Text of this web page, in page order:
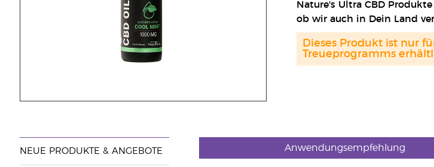
Nature's Ultra CBD
ob wir auch in Dein Land
Dieses Produkt ist nur
Treueprogramms
NEUE PRODUKTE & ANGEBOTE Anwendungsempfehlung